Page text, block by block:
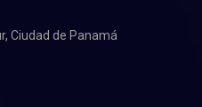
Ciudad de Panamá